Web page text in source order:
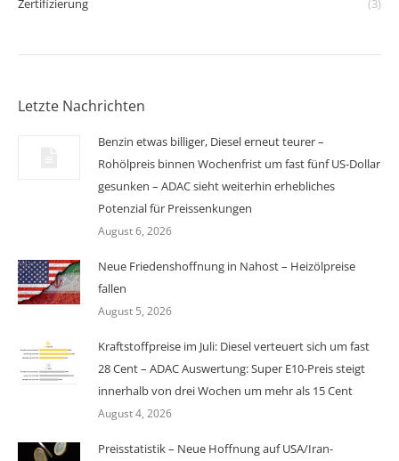
Zertifizierung
(3)
Letzte Nachrichten
Benzin etwas billiger, Diesel erneut teurer –
Rohölpreis binnen Wochenfrist um fast fünf US-Dollar
gesunken – ADAC sieht weiterhin erhebliches
Potenzial für Preissenkungen
August 6, 2026
Neue Friedenshoffnung in Nahost – Heizölpreise
fallen
August 5, 2026
Kraftstoffpreise im Juli: Diesel verteuert sich um fast
28 Cent – ADAC Auswertung: Super E10-Preis steigt
innerhalb von drei Wochen um mehr als 15 Cent
August 4, 2026
Preisstatistik – Neue Hoffnung auf USA/Iran-